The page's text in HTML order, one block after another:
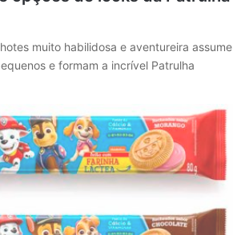
muito habilidosa e aventureira assume
e formam a incrível Patrulha